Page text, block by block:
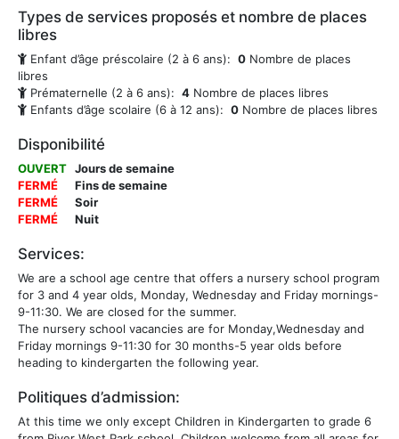
Types de services proposés et nombre de places
libres
Enfant d’âge préscolaire (2 à 6 ans): 0 Nombre de places
libres
Prématernelle (2 à 6 ans): 4 Nombre de places libres
Enfants d’âge scolaire (6 à 12 ans): 0 Nombre de places libres
Disponibilité
OUVERT Jours de semaine
FERMÉ
Fins de semaine
FERMÉ
Soir
FERMÉ
Nuit
Services:
We are a school age centre that offers a nursery school program
for 3 and 4 year olds, Monday, Wednesday and Friday mornings-
9-11:30. We are closed for the summer.
The nursery school vacancies are for Monday,Wednesday and
Friday mornings 9-11:30 for 30 months-5 year olds before
heading to kindergarten the following year.
Politiques d’admission:
At this time we only except Children in Kindergarten to grade 6